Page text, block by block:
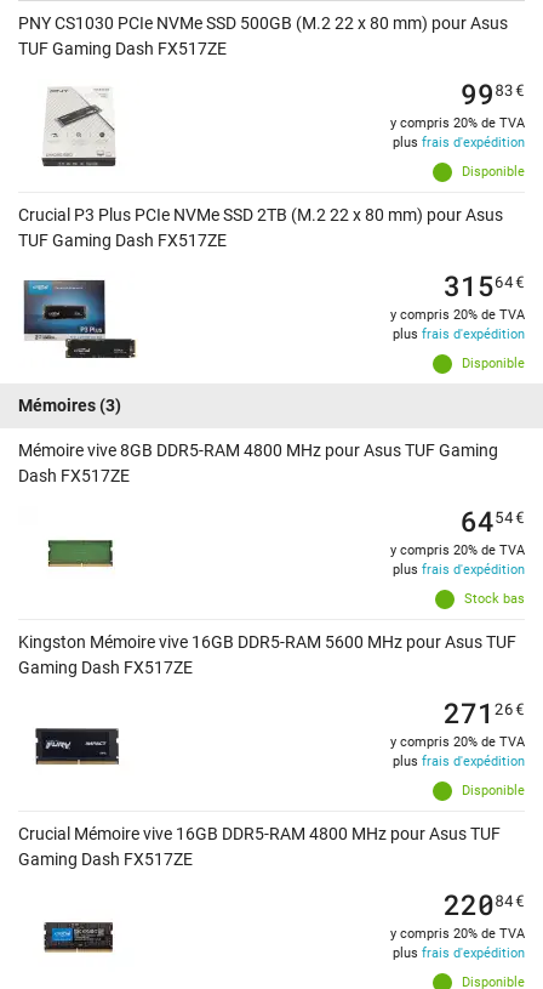
PNY CS1030 PCIe NVMe SSD 500GB (M.2 22 x 80 mm) pour Asus
TUF Gaming Dash FX517ZE
Disponible
9983€
y compris 20% de TVA
plus frais d'expédition
Crucial P3 Plus PCIe NVMe SSD 2TB (M.2 22 x 80 mm) pour Asus
TUF Gaming Dash FX517ZE
Disponible
31564€
y compris 20% de TVA
plus frais d'expédition
Mémoires(3)
Mémoire vive 8GB DDR5-RAM 4800 MHz pour Asus TUF Gaming
Dash FX517ZE
Stock bas
6454€
y compris 20% de TVA
plus frais d'expédition
Kingston Mémoire vive 16GB DDR5-RAM 5600 MHz pour Asus TUF
Gaming Dash FX517ZE
Disponible
271 26€
y compris 20% de TVA
plus frais d'expédition
Crucial Mémoire vive 16GB DDR5-RAM 4800 MHz pour Asus TUF
Gaming Dash FX517ZE
Disponible
22084€
y compris 20% de TVA
plus frais d'expédition